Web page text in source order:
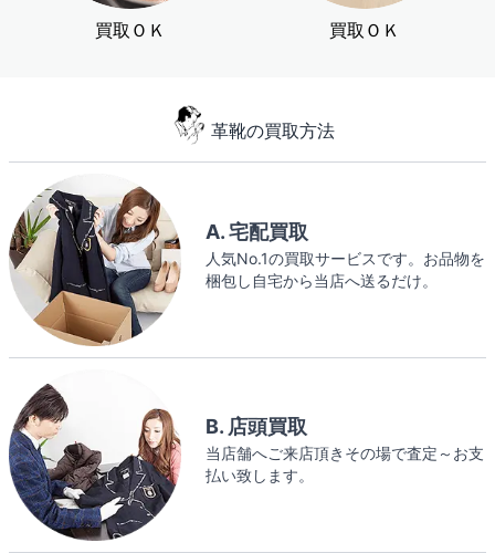
買取ＯＫ 買取ＯＫ
革靴の買取方法
A. 宅配買取
人気No.1の買取サービスです。お品物を
梱包し自宅から当店へ送るだけ。
B. 店頭買取
当店舗へご来店頂きその場で査定～お支
払い致します。